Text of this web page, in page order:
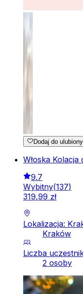
Dodaj do
Włoska
9.7
Wybitny(137)
319,99 zł
Lokalizacja:
Kraków
Liczba
2 osoby